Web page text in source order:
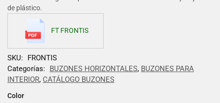
Color
SKU:
FRONTIS
Categorías:
BUZONES HORIZONTALES, BUZONES PARA
INTERIOR, CATÁLOGO BUZONES
de plástico.
FT FRONTIS